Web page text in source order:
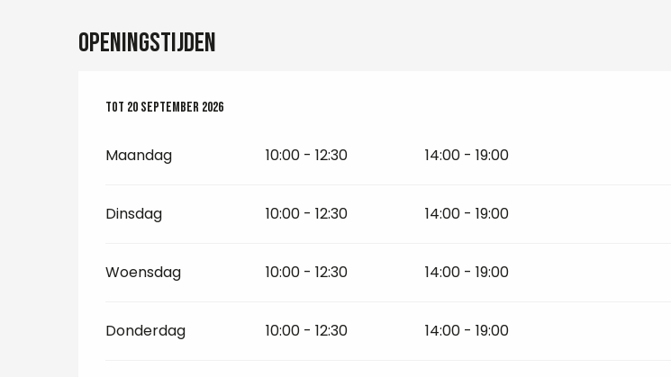
Openingstijden
Vanaf1 juli 2026tot20 september 2026
Tot 20 september 2026
Maandag 10:00 - 12:30 14:00 - 19:00
Dinsdag 10:00 - 12:30 14:00 - 19:00
Woensdag 10:00 - 12:30 14:00 - 19:00
Donderdag 10:00 - 12:30 14:00 - 19:00